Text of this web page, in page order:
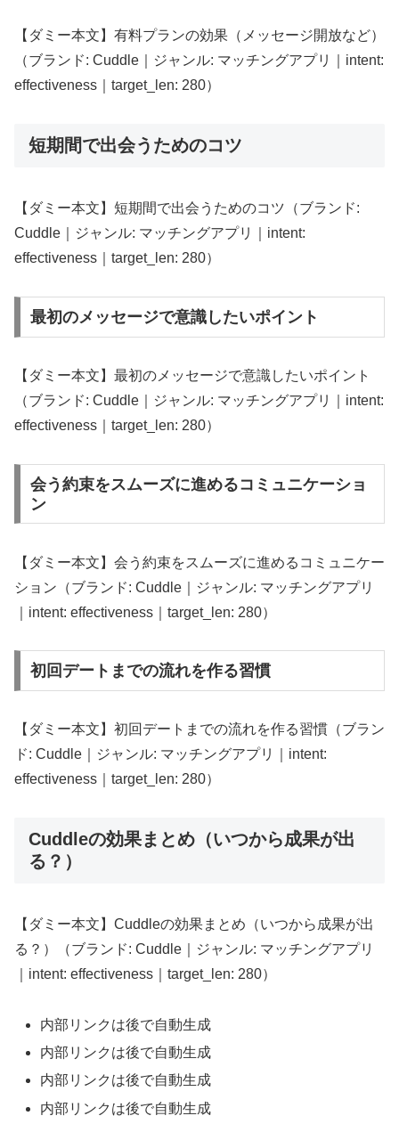
【ダミー本文】有料プランの効果（メッセージ開放など）
（ブランド: Cuddle｜ジャンル: マッチングアプリ｜intent:
effectiveness｜target_len: 280）
短期間で出会うためのコツ
【ダミー本文】短期間で出会うためのコツ（ブランド:
Cuddle｜ジャンル: マッチングアプリ｜intent:
effectiveness｜target_len: 280）
最初のメッセージで意識したいポイント
【ダミー本文】最初のメッセージで意識したいポイント
（ブランド: Cuddle｜ジャンル: マッチングアプリ｜intent:
effectiveness｜target_len: 280）
会う約束をスムーズに進めるコミュニケーショ
ン
【ダミー本文】会う約束をスムーズに進めるコミュニケー
ション（ブランド: Cuddle｜ジャンル: マッチングアプリ
｜intent: effectiveness｜target_len: 280）
初回デートまでの流れを作る習慣
【ダミー本文】初回デートまでの流れを作る習慣（ブラン
ド: Cuddle｜ジャンル: マッチングアプリ｜intent:
effectiveness｜target_len: 280）
Cuddleの効果まとめ（いつから成果が出
る？）
【ダミー本文】Cuddleの効果まとめ（いつから成果が出
る？）（ブランド: Cuddle｜ジャンル: マッチングアプリ
｜intent: effectiveness｜target_len: 280）
内部リンクは後で自動生成
内部リンクは後で自動生成
内部リンクは後で自動生成
内部リンクは後で自動生成